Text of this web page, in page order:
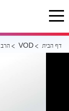
דף הבית VOD הרב